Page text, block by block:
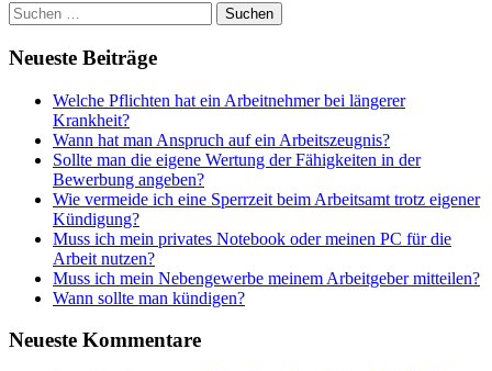
Suchen
nach:
Neueste Beiträge
Welche Pflichten hat ein Arbeitnehmer bei längerer
Krankheit?
Wann hat man Anspruch auf ein Arbeitszeugnis?
Sollte man die eigene Wertung der Fähigkeiten in der
Bewerbung angeben?
Wie vermeide ich eine Sperrzeit beim Arbeitsamt trotz eigener
Kündigung?
Muss ich mein privates Notebook oder meinen PC für die
Arbeit nutzen?
Muss ich mein Nebengewerbe meinem Arbeitgeber mitteilen?
Wann sollte man kündigen?
Neueste Kommentare